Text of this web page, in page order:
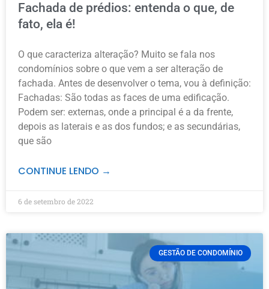
Fachada de prédios: entenda o que, de
fato, ela é!
O que caracteriza alteração? Muito se fala nos
condomínios sobre o que vem a ser alteração de
fachada. Antes de desenvolver o tema, vou à definição:
Fachadas: São todas as faces de uma edificação.
Podem ser: externas, onde a principal é a da frente,
depois as laterais e as dos fundos; e as secundárias,
que são
CONTINUE LENDO →
6 de setembro de 2022
GESTÃO DE CONDOMÍNIO